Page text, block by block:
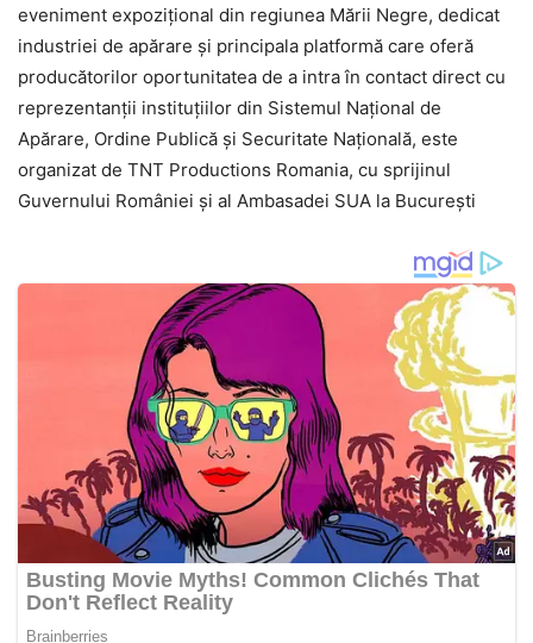
eveniment expozițional din regiunea Mării Negre, dedicat
industriei de apărare și principala platformă care oferă
producătorilor oportunitatea de a intra în contact direct cu
reprezentanții instituțiilor din Sistemul Național de
Apărare, Ordine Publică și Securitate Națională, este
organizat de TNT Productions Romania, cu sprijinul
Guvernului României şi al Ambasadei SUA la București